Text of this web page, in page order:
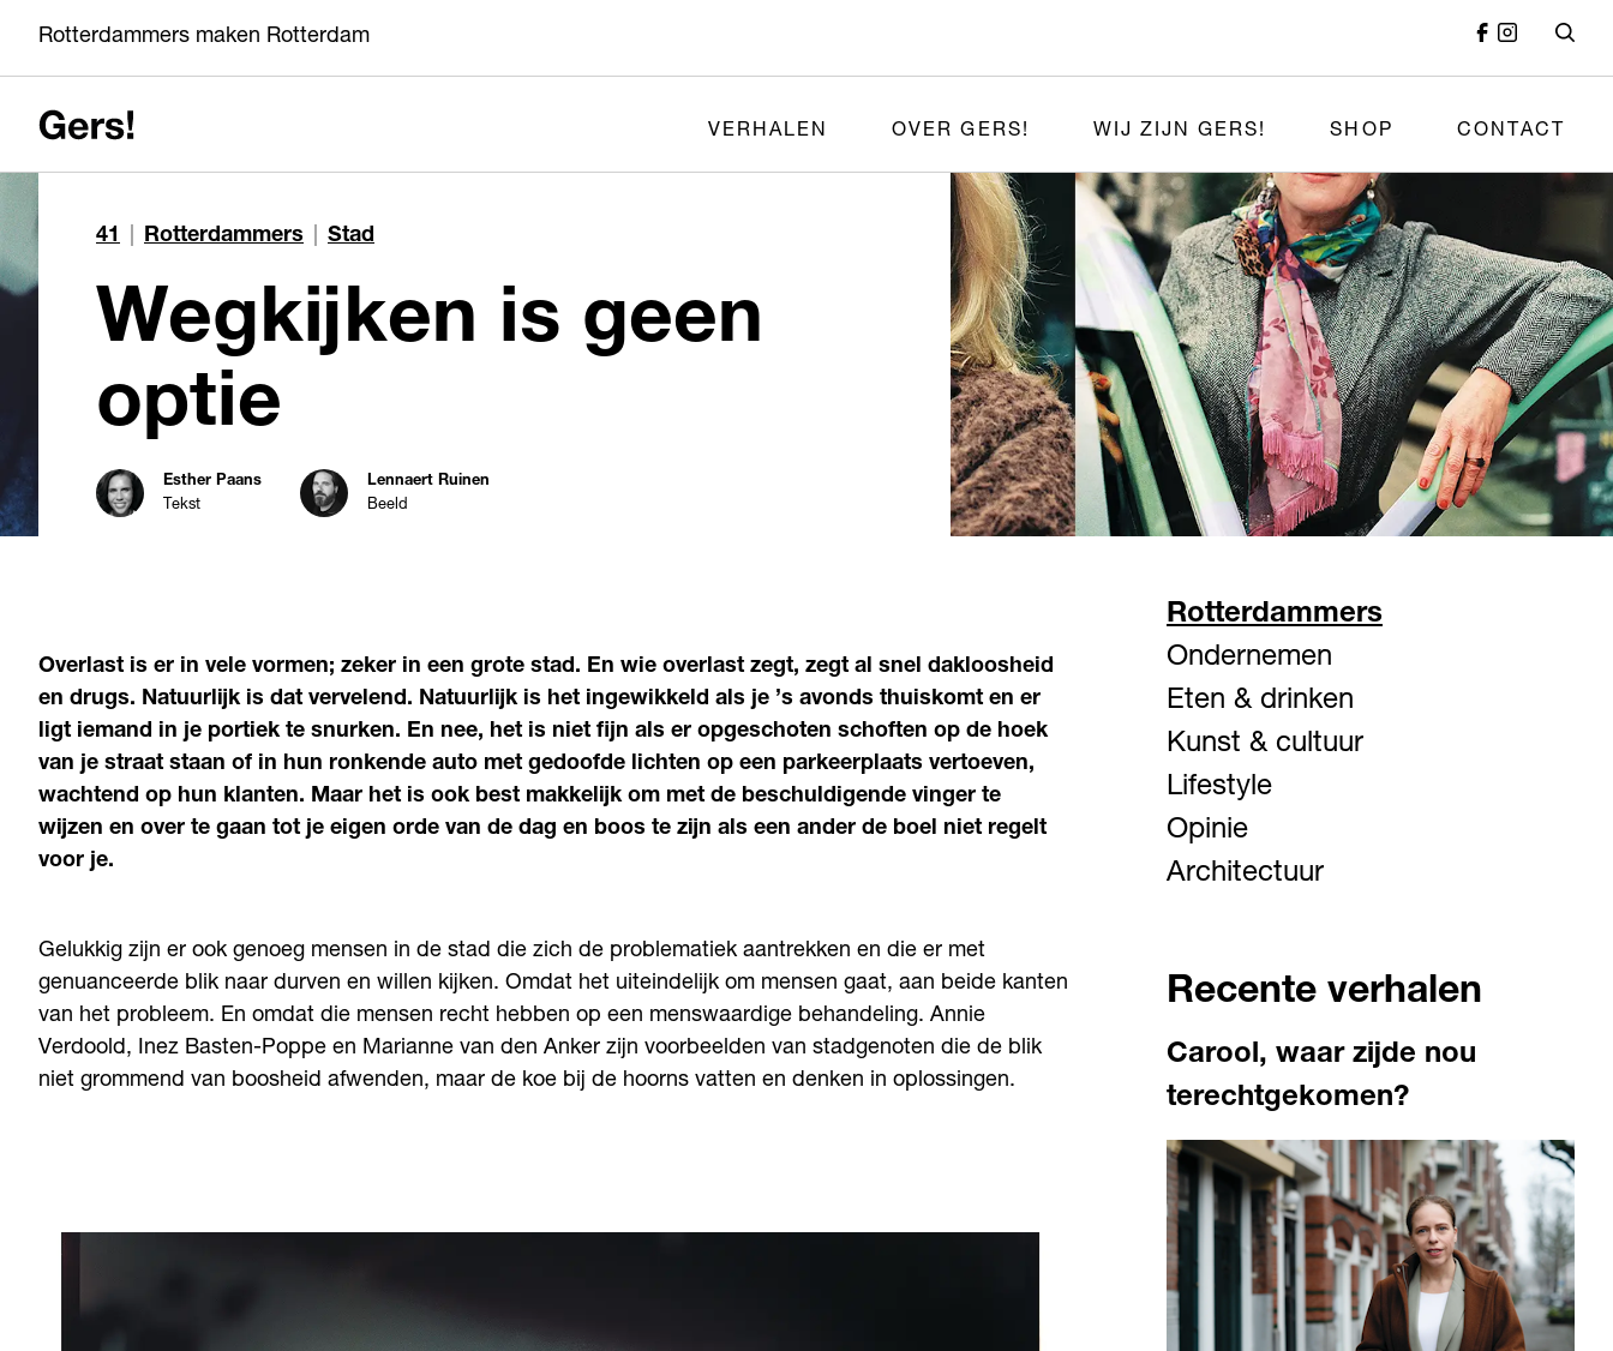
Rotterdammers maken Rotterdam
VERHALEN OVER GERS! WIJ ZIJN GERS! SHOP CONTACT
41 Rotterdammers Stad
Wegkijken is geen
optie
Esther Paans
Tekst
Lennaert Ruinen
Beeld
Overlast is er in vele vormen; zeker in een grote stad. En wie overlast zegt, zegt al snel dakloosheid
en drugs. Natuurlijk is dat vervelend. Natuurlijk is het ingewikkeld als je ’s avonds thuiskomt en er
ligt iemand in je portiek te snurken. En nee, het is niet fijn als er opgeschoten schoften op de hoek
van je straat staan of in hun ronkende auto met gedoofde lichten op een parkeerplaats vertoeven,
wachtend op hun klanten. Maar het is ook best makkelijk om met de beschuldigende vinger te
wijzen en over te gaan tot je eigen orde van de dag en boos te zijn als een ander de boel niet regelt
voor je.
Gelukkig zijn er ook genoeg mensen in de stad die zich de problematiek aantrekken en die er met
genuanceerde blik naar durven en willen kijken. Omdat het uiteindelijk om mensen gaat, aan beide kanten
van het probleem. En omdat die mensen recht hebben op een menswaardige behandeling. Annie
Verdoold, Inez Basten-Poppe en Marianne van den Anker zijn voorbeelden van stadgenoten die de blik
niet grommend van boosheid afwenden, maar de koe bij de hoorns vatten en denken in oplossingen.
Rotterdammers
Ondernemen
Eten & drinken
Kunst & cultuur
Lifestyle
Opinie
Architectuur
Recente verhalen
Carool, waar zijde nou
terechtgekomen?